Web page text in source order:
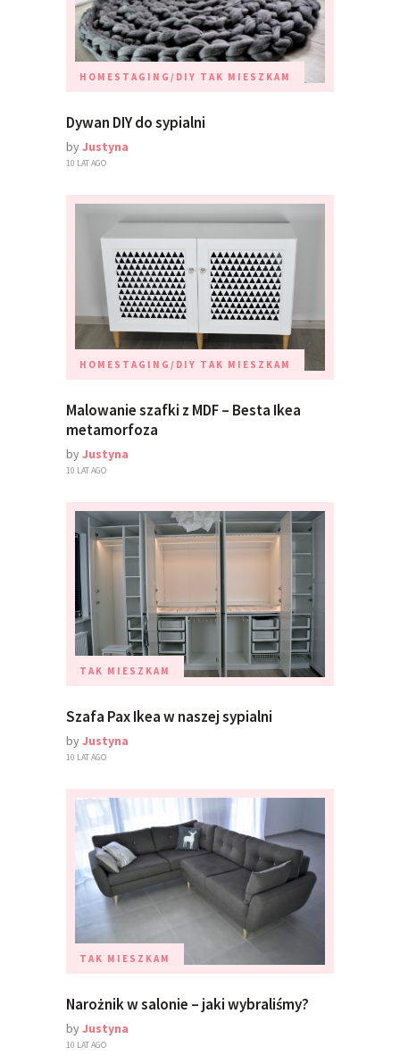
HOMESTAGING/DIY TAK MIESZKAM
Dywan DIY do sypialni
byJustyna
10 LAT AGO
HOMESTAGING/DIY TAK MIESZKAM
Malowanie szafki z MDF – Besta Ikea
metamorfoza
byJustyna
10 LAT AGO
TAK MIESZKAM
Szafa Pax Ikea w naszej sypialni
byJustyna
10 LAT AGO
TAK MIESZKAM
Narożnik w salonie – jaki wybraliśmy?
byJustyna
10 LAT AGO